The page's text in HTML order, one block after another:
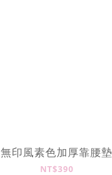
無印風素色加厚靠腰墊
NT$390